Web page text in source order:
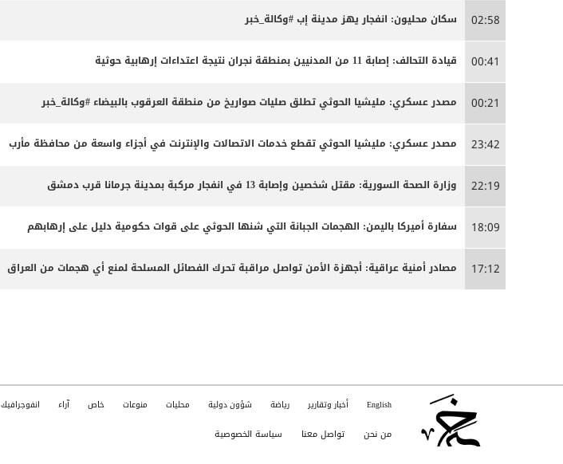
02:58 سكان محليون: انفجار يهز مدينة إب #وكالة_خبر
00:41 قيادة التحالف: إصابة 11 من المدنيين بمنطقة نجران نتيجة اعتداءات إرهابية حوثية
00:21 مصدر عسكري: مليشيا الحوثي تطلق صليات صواريخ من منطقة العرقوب بالبيضاء #وكالة_خبر
23:42 مصدر عسكري: مليشيا الحوثي تقطع خدمات الاتصالات والإنترنت في أجزاء واسعة من محافظة مأرب
22:19 وزارة الصحة السورية: مقتل شخصين وإصابة 13 في انفجار مركبة بمدينة جرمانا قرب دمشق
18:09 سفارة أميركا باليمن: الهجمات الجبانة التي شنها الحوثي على قوات حكومية دليل على إرهابهم
17:12 مصادر أمنية عراقية: أجهزة الأمن تواصل مراقبة تحرك الفصائل المسلحة لمنع أي هجمات من العراق
English أخبار وتقارير رياضة شؤون دولية محليات منوعات خاص آراء انفوجرافيك
من نحن تواصل معنا
سياسة الخصوصية